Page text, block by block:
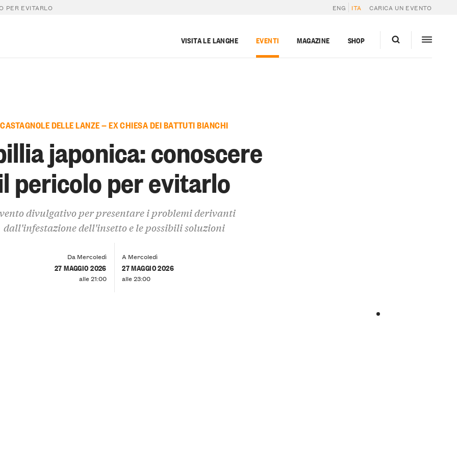
PER EVITARLO ENG ITA CARICA UN EVENTO
VISITA LE LANGHE EVENTI MAGAZINE SHOP
CASTAGNOLE DELLE LANZE — EX CHIESA DEI BATTUTI BIANCHI
japonica: conoscere
pericolo per evitarlo
divulgativo per presentare i problemi derivanti
dall'infestazione dell'insetto e le possibili soluzioni
Da Mercoledì
27 MAGGIO 2026
alle 21:00
A Mercoledì
27 MAGGIO 2026
alle 23:00